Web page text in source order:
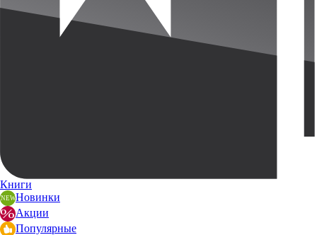
Книги
Новинки
Акции
Популярные